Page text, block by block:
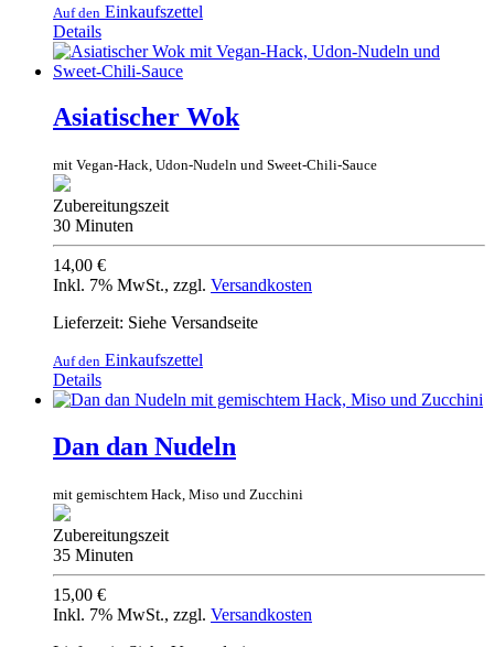
Auf den Einkaufszettel
Details
Asiatischer Wok
mit Vegan-Hack, Udon-Nudeln und Sweet-Chili-Sauce
Zubereitungszeit
30 Minuten
14,00 €
Inkl. 7% MwSt., zzgl. Versandkosten
Lieferzeit: Siehe Versandseite
Auf den Einkaufszettel
Details
Dan dan Nudeln
mit gemischtem Hack, Miso und Zucchini
Zubereitungszeit
35 Minuten
15,00 €
Inkl. 7% MwSt., zzgl. Versandkosten